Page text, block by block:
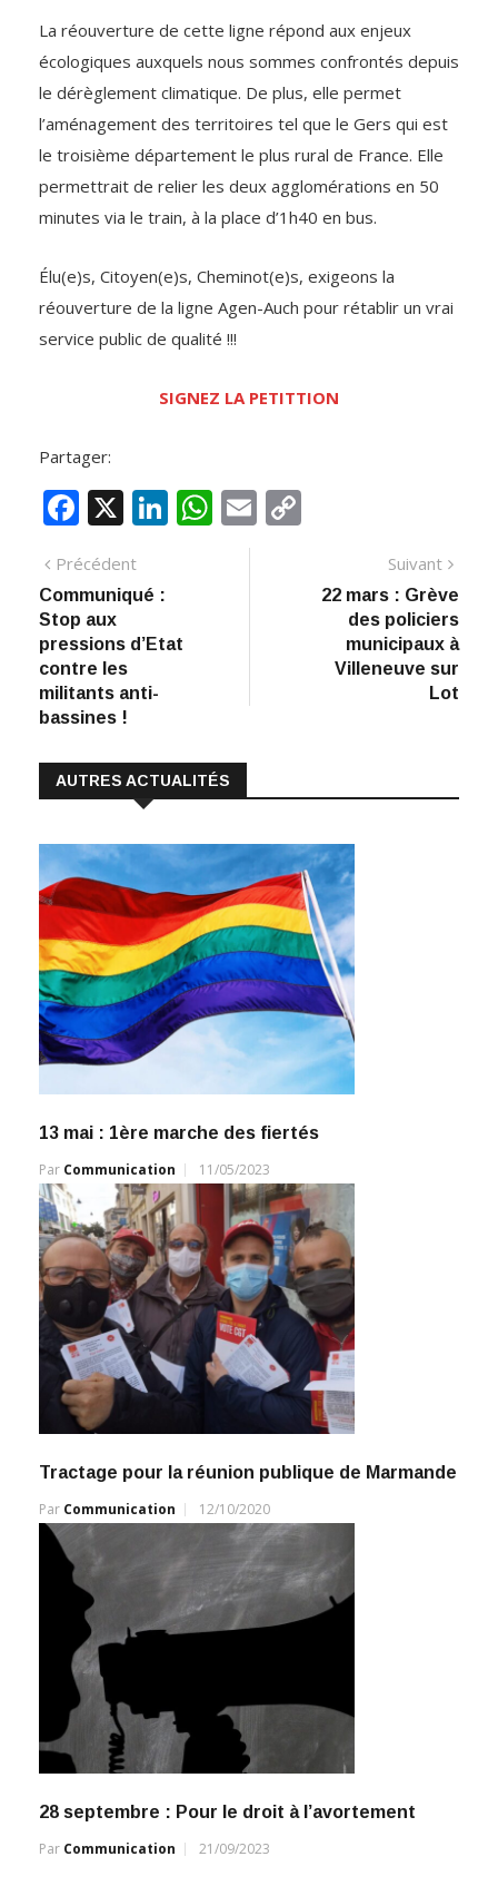
La réouverture de cette ligne répond aux enjeux
écologiques auxquels nous sommes confrontés depuis
le dérèglement climatique. De plus, elle permet
l’aménagement des territoires tel que le Gers qui est
le troisième département le plus rural de France. Elle
permettrait de relier les deux agglomérations en 50
minutes via le train, à la place d’1h40 en bus.
Élu(e)s, Citoyen(e)s, Cheminot(e)s, exigeons la
réouverture de la ligne Agen-Auch pour rétablir un vrai
service public de qualité !!!
SIGNEZ LA PETITTION
Partager:
F
e
b
o
o
k
X Li
dI
W E
p
Navigation
de
l’article
PrécédentArticle
précédent
Communiqué :
Stop aux
pressions d’Etat
contre les
militants anti-
bassines !
Suivant
:
22 mars : Grève
des policiers
municipaux à
Villeneuve sur
Lot
AUTRES ACTUALITÉS
13 mai : 1ère marche des fiertés
Par Communication 11/05/2023
Tractage pour la réunion publique de Marmande
Par Communication 12/10/2020
28 septembre : Pour le droit à l’avortement
Par Communication 21/09/2023